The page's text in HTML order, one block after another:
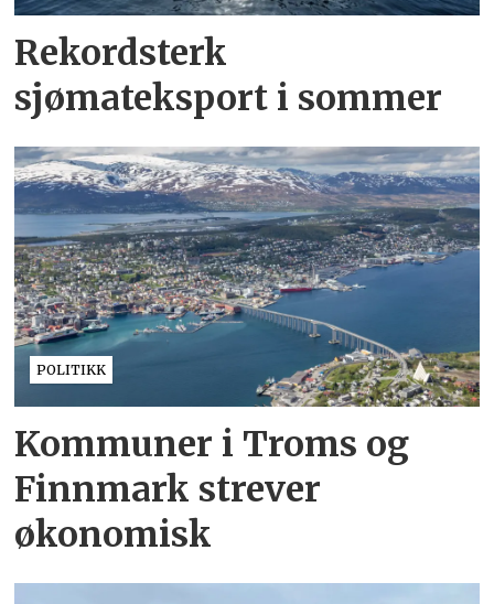
Rekordsterk
sjømateksport i sommer
POLITIKK
Kommuner i Troms og
Finnmark strever
økonomisk